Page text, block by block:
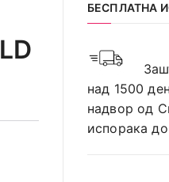
БЕСПЛАТНА
над 1500
надвор од
испорака